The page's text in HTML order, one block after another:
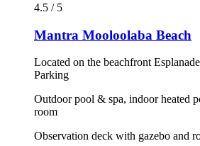
4.5 / 5
Mantra Mooloolaba Beach
Located on the beachfront
Parking
Outdoor pool & spa, indoor heated
room
Observation deck with gazebo and